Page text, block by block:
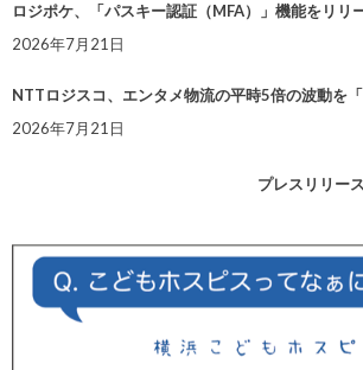
ロジポケ、「パスキー認証（MFA）」機能をリリ
2026年7月21日
NTTロジスコ、エンタメ物流の平時5倍の波動を
2026年7月21日
プレスリリー